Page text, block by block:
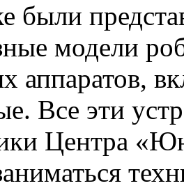
были
модели
аппаратов,
Все эти
Центра